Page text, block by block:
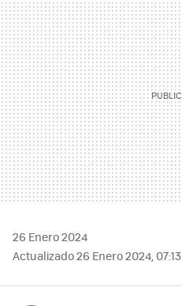
26 Enero 2024
Actualizado 26 Enero 2024, 07:13